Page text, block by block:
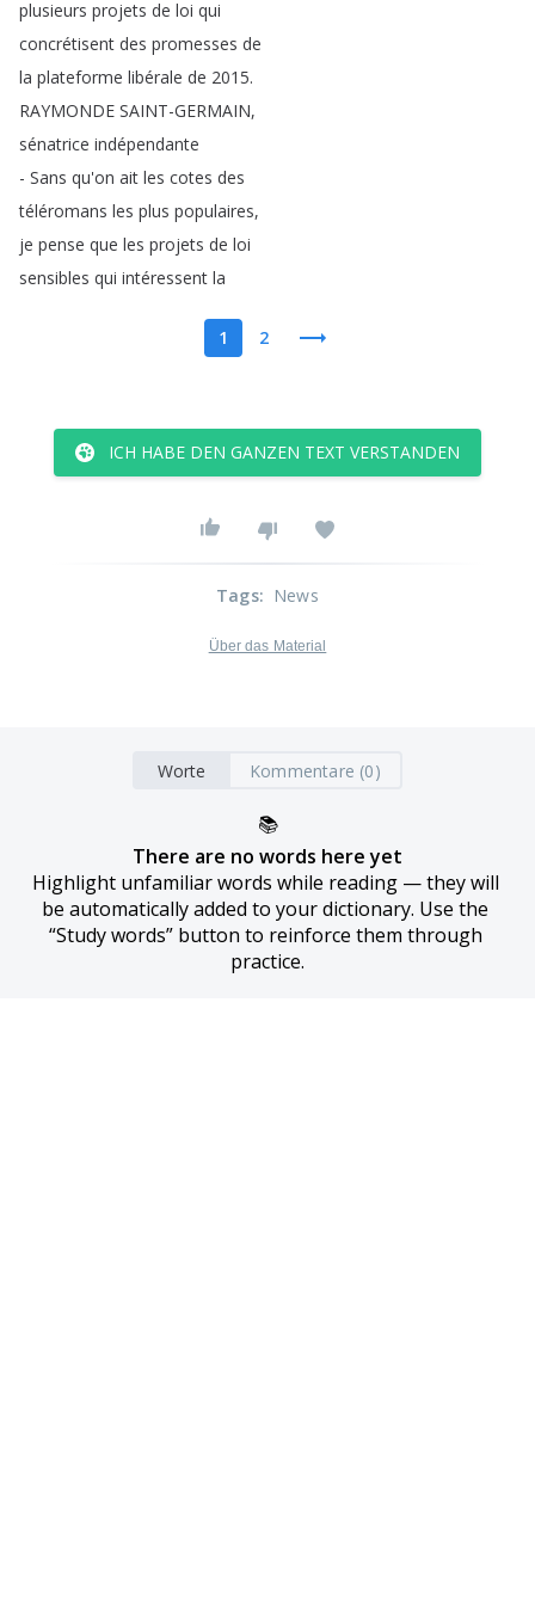
plusieurs projets de loi qui
concrétisent des promesses de
la plateforme libérale de 2015.
RAYMONDE SAINT-GERMAIN,
sénatrice indépendante
- Sans qu'on ait les cotes des
téléromans les plus populaires,
je pense que les projets de loi
sensibles qui intéressent la
1 2
ICH HABE DEN GANZEN TEXT VERSTANDEN
Tags: News
Über das Material
Worte Kommentare (0)
📚
There are no words here yet
Highlight unfamiliar words while reading — they will
be automatically added to your dictionary. Use the
“Study words” button to reinforce them through
practice.